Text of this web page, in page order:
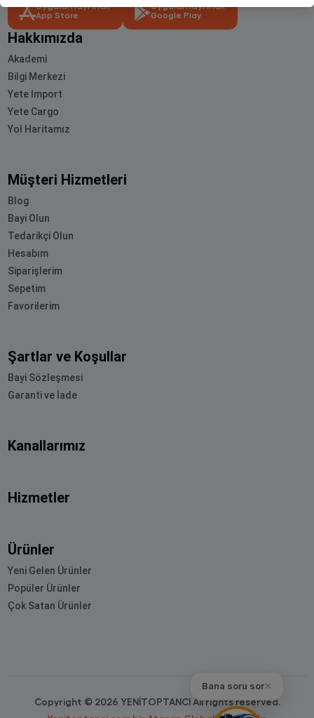
Bana soru sor✕
Uygulamayı İndir
App Store
Uygulamayı İndir
Google Play
Hakkımızda
Akademi
Bilgi Merkezi
Yete Import
Yete Cargo
Yol Haritamız
Müşteri Hizmetleri
Blog
Bayi Olun
Tedarikçi Olun
Hesabım
Siparişlerim
Sepetim
Favorilerim
Şartlar ve Koşullar
Bayi Sözleşmesi
Garanti ve İade
Kanallarımız
Hizmetler
Ürünler
Yeni Gelen Ürünler
Popüler Ürünler
Çok Satan Ürünler
Copyright © 2026 YENİTOPTANCI All rights reserved.